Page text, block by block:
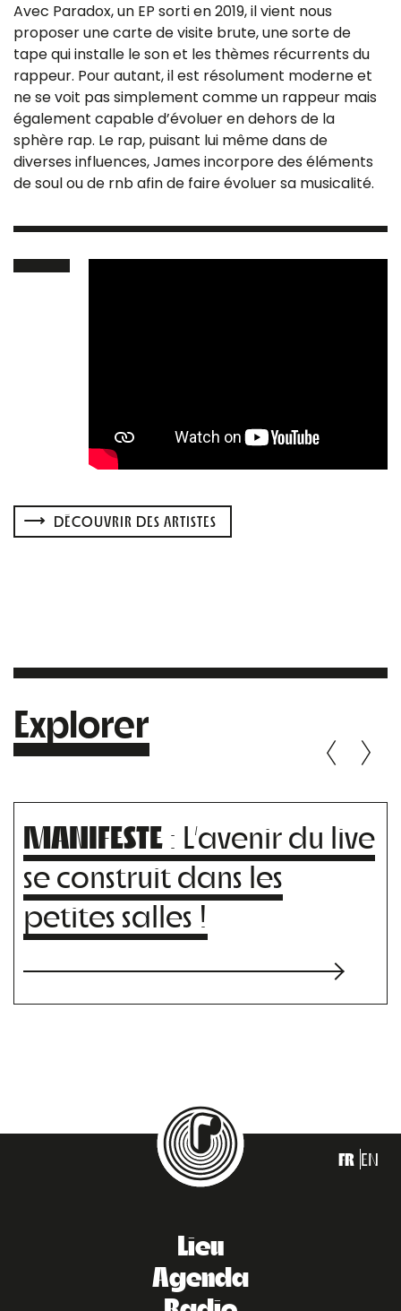
Avec Paradox, un EP sorti en 2019, il vient nous
proposer une carte de visite brute, une sorte de
tape qui installe le son et les thèmes récurrents du
rappeur. Pour autant, il est résolument moderne et
ne se voit pas simplement comme un rappeur mais
également capable d’évoluer en dehors de la
sphère rap. Le rap, puisant lui même dans de
diverses influences, James incorpore des éléments
de soul ou de rnb afin de faire évoluer sa musicalité.
DÉCOUVRIR DES ARTISTES
Explorer
MANIFESTE : L’avenir du live
se construit dans les
petites salles !
FR EN
Lieu
Agenda